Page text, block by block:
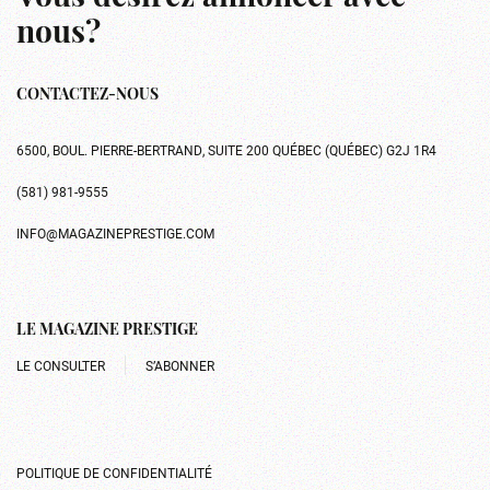
nous?
CONTACTEZ-NOUS
6500, BOUL. PIERRE-BERTRAND, SUITE 200 QUÉBEC (QUÉBEC) G2J 1R4
(581) 981-9555
INFO@MAGAZINEPRESTIGE.COM
LE MAGAZINE PRESTIGE
LE CONSULTER S’ABONNER
POLITIQUE DE CONFIDENTIALITÉ